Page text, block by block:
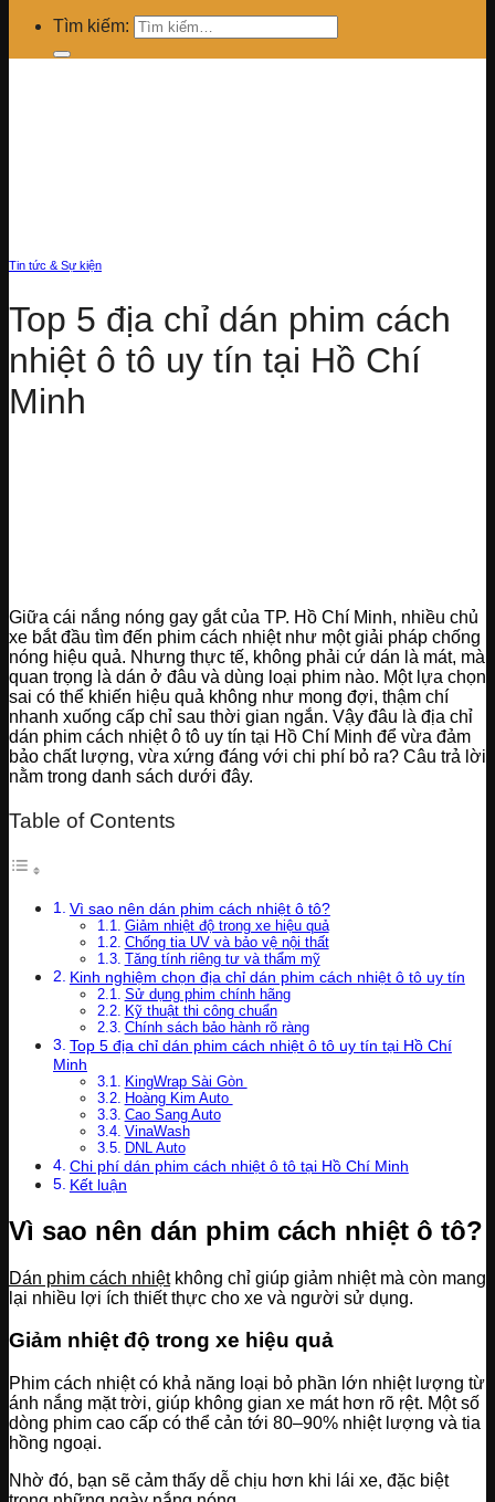
Tìm kiếm:
Tin tức & Sự kiện
Top 5 địa chỉ dán phim cách
nhiệt ô tô uy tín tại Hồ Chí
Minh
Giữa cái nắng nóng gay gắt của TP. Hồ Chí Minh, nhiều chủ
xe bắt đầu tìm đến phim cách nhiệt như một giải pháp chống
nóng hiệu quả. Nhưng thực tế, không phải cứ dán là mát, mà
quan trọng là dán ở đâu và dùng loại phim nào. Một lựa chọn
sai có thể khiến hiệu quả không như mong đợi, thậm chí
nhanh xuống cấp chỉ sau thời gian ngắn. Vậy đâu là địa chỉ
dán phim cách nhiệt ô tô uy tín tại Hồ Chí Minh để vừa đảm
bảo chất lượng, vừa xứng đáng với chi phí bỏ ra? Câu trả lời
nằm trong danh sách dưới đây.
Table of Contents
Vì sao nên dán phim cách nhiệt ô tô?
Giảm nhiệt độ trong xe hiệu quả
Chống tia UV và bảo vệ nội thất
Tăng tính riêng tư và thẩm mỹ
Kinh nghiệm chọn địa chỉ dán phim cách nhiệt ô tô uy tín
Sử dụng phim chính hãng
Kỹ thuật thi công chuẩn
Chính sách bảo hành rõ ràng
Top 5 địa chỉ dán phim cách nhiệt ô tô uy tín tại Hồ Chí
Minh
KingWrap Sài Gòn
Hoàng Kim Auto
Cao Sang Auto
VinaWash
DNL Auto
Chi phí dán phim cách nhiệt ô tô tại Hồ Chí Minh
Kết luận
Vì sao nên dán phim cách nhiệt ô tô?
Dán phim cách nhiệtkhông chỉ giúp giảm nhiệt mà còn mang
lại nhiều lợi ích thiết thực cho xe và người sử dụng.
Giảm nhiệt độ trong xe hiệu quả
Phim cách nhiệt có khả năng loại bỏ phần lớn nhiệt lượng từ
ánh nắng mặt trời, giúp không gian xe mát hơn rõ rệt. Một số
dòng phim cao cấp có thể cản tới 80–90% nhiệt lượng và tia
hồng ngoại.
Nhờ đó, bạn sẽ cảm thấy dễ chịu hơn khi lái xe, đặc biệt